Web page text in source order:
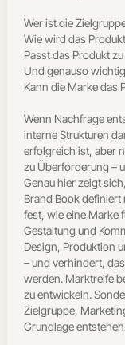
Wer ist die
Wie wird das
Passt das Produkt
Und genauso
Kann die Marke das
Wenn Nachfrage
interne Strukturen
erfolgreich ist, aber
zu Überforderung –
Genau hier zeigt
Brand Book
fest, wie eine Marke
Gestaltung und
Design, Produktion
– und verhindert,
werden. Marktreife
zu entwickeln.
Zielgruppe,
Grundlage